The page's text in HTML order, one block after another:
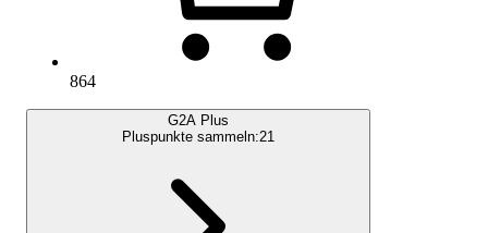
864
G2A Plus
Pluspunkte sammeln:21